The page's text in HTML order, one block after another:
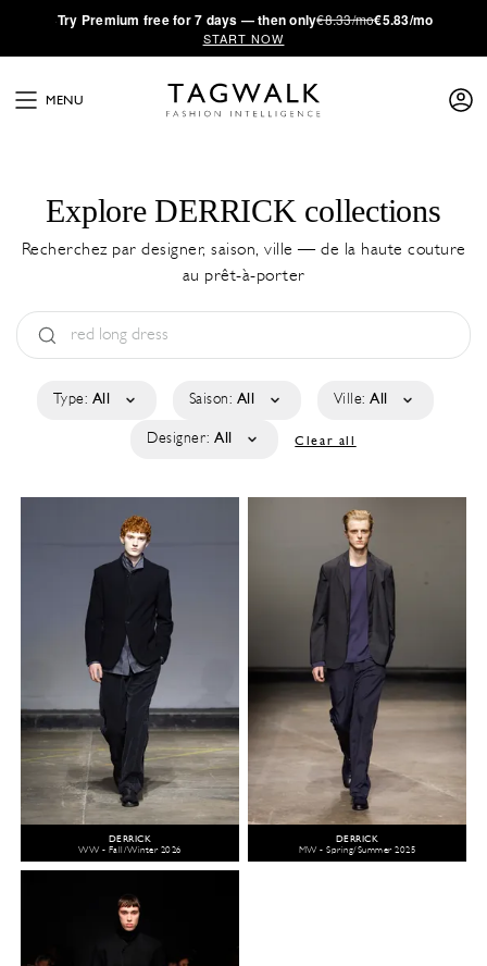
·Try Premium free for 7 days — then only€8.33/mo€5.83/mo
START NOW
MENU
Explore DERRICK collections
Recherchez par designer, saison, ville — de la haute couture
au prêt-à-porter
Type: All Saison: All Ville: All
Designer: All Clear all
DERRICK
WW - Fall/Winter 2026
DERRICK
MW - Spring/Summer 2025